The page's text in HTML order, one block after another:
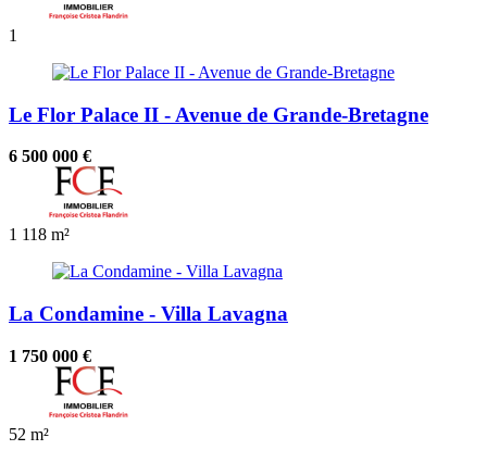
1
Le Flor Palace II - Avenue de Grande-Bretagne
6 500 000 €
1 118 m²
La Condamine - Villa Lavagna
1 750 000 €
52 m²